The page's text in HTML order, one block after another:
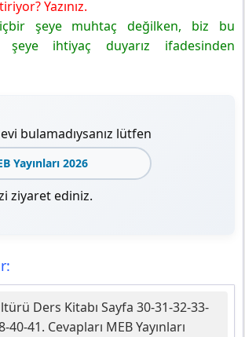
Yazınız.
şeye muhtaç değilken, biz bu
ihtiyaç duyarız ifadesinden
bulamadıysanız lütfen
Yayınları 2026
ziyaret ediniz.
Ders Kitabı Sayfa 30-31-32-33-
40-41. Cevapları MEB Yayınları